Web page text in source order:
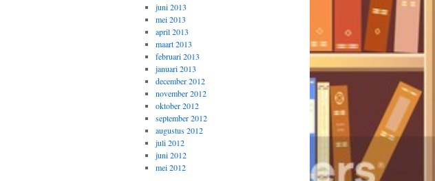
juni 2013
mei 2013
april 2013
maart 2013
februari 2013
januari 2013
december 2012
november 2012
oktober 2012
september 2012
augustus 2012
juli 2012
juni 2012
mei 2012